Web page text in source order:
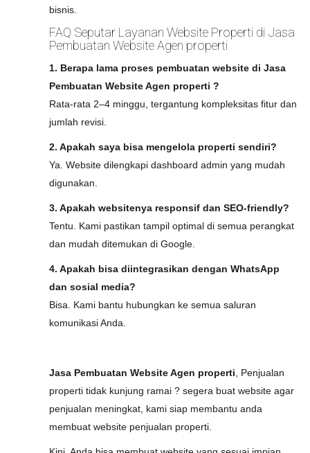
bisnis.
FAQ Seputar Layanan Website Properti di Jasa
Pembuatan Website Agen properti
1. Berapa lama proses pembuatan website di Jasa
Pembuatan Website Agen properti ?
Rata-rata 2–4 minggu, tergantung kompleksitas fitur dan
jumlah revisi.
2. Apakah saya bisa mengelola properti sendiri?
Ya. Website dilengkapi dashboard admin yang mudah
digunakan.
3. Apakah websitenya responsif dan SEO-friendly?
Tentu. Kami pastikan tampil optimal di semua perangkat
dan mudah ditemukan di Google.
4. Apakah bisa diintegrasikan dengan WhatsApp
dan sosial media?
Bisa. Kami bantu hubungkan ke semua saluran
komunikasi Anda.
Jasa Pembuatan Website Agen properti , Penjualan
properti tidak kunjung ramai ? segera buat website agar
penjualan meningkat, kami siap membantu anda
membuat website penjualan properti.